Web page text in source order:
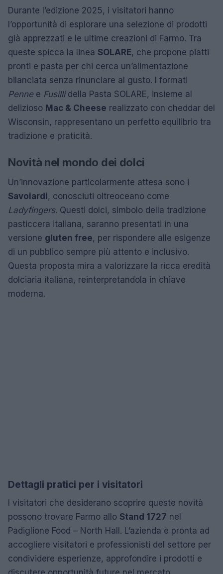
Durante l’edizione 2025, i visitatori hanno
l’opportunità di esplorare una selezione di prodotti
già apprezzati e le ultime creazioni di Farmo. Tra
queste spicca la linea SOLARE, che propone piatti
pronti e pasta per chi cerca un’alimentazione
bilanciata senza rinunciare al gusto. I formati
Pennee Fusillidella Pasta SOLARE, insieme al
delizioso Mac & Cheese realizzato con cheddar del
Wisconsin, rappresentano un perfetto equilibrio tra
tradizione e praticità.
Novità nel mondo dei dolci
Un’innovazione particolarmente attesa sono i
Savoiardi, conosciuti oltreoceano come
Ladyfingers. Questi dolci, simbolo della tradizione
pasticcera italiana, saranno presentati in una
versione gluten free, per rispondere alle esigenze
di un pubblico sempre più attento e inclusivo.
Questa proposta mira a valorizzare la ricca eredità
dolciaria italiana, reinterpretandola in chiave
moderna.
Dettagli pratici per i visitatori
I visitatori che desiderano scoprire queste novità
possono trovare Farmo allo Stand 1727 nel
Padiglione Food – North Hall. L’azienda è pronta ad
accogliere visitatori e professionisti del settore per
condividere esperienze, approfondire i prodotti e